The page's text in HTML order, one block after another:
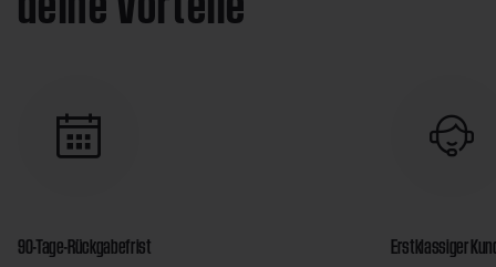
90-Tage-Rückgabefrist Erstklassiger